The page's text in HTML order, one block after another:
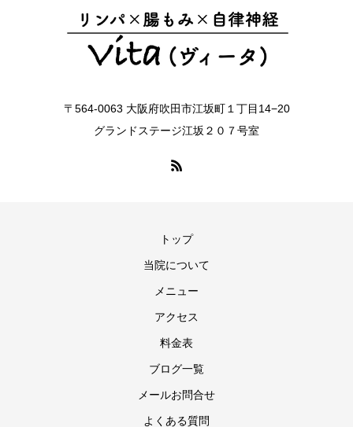
〒564-0063 大阪府吹田市江坂町１丁目14−20
グランドステージ江坂２０７号室
トップ
当院について
メニュー
アクセス
料金表
ブログ一覧
メールお問合せ
よくある質問